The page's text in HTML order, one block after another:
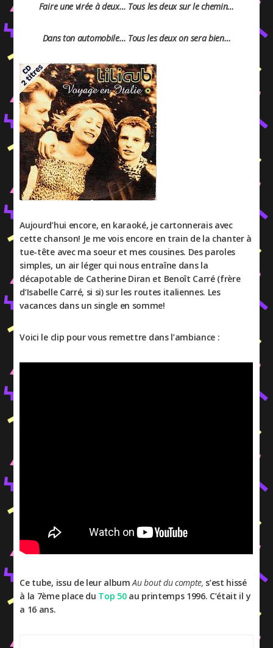
Faire une virée à deux… Tous les deux sur le chemin…
Dans ton automobile… Tous les deux on sera bien…
Aujourd’hui encore, en karaoké, je cartonnerais avec
cette chanson! Je me vois encore en train de la chanter à
tue-tête avec ma soeur et mes cousines. Des paroles
simples, un air léger qui nous entraîne dans la
décapotable de Catherine Diran et Benoît Carré (frère
d’Isabelle Carré, si si) sur les routes italiennes. Les
vacances dans un single en somme!
Voici le clip pour vous remettre dans l’ambiance :
Ce tube, issu de leur albumAu bout du compte, s’est hissé
à la 7ème place du Top 50au printemps 1996. C’était il y
a 16 ans.